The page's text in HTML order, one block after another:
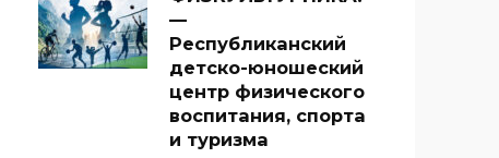
—
Республиканский
детско-юношеский
центр физического
воспитания, спорта
и туризма